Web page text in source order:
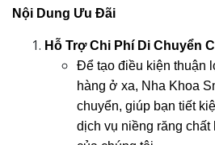
Nội Dung Ưu Đãi
Hỗ Trợ Chi Phí Di Chuyển
Để tạo điều kiện thuận
hàng ở xa, Nha Khoa
chuyển, giúp bạn tiết
dịch vụ niềng răng